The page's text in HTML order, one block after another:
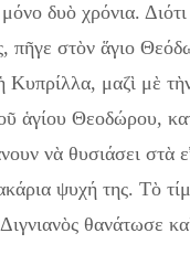
δυὸ χρόνια.
στὸν ἅγιο
μαζὶ μὲ
ἁγίου Θεοδώρου,
νὰ θυσιάσει στὰ
ψυχή της. Τὸ
θανάτωσε